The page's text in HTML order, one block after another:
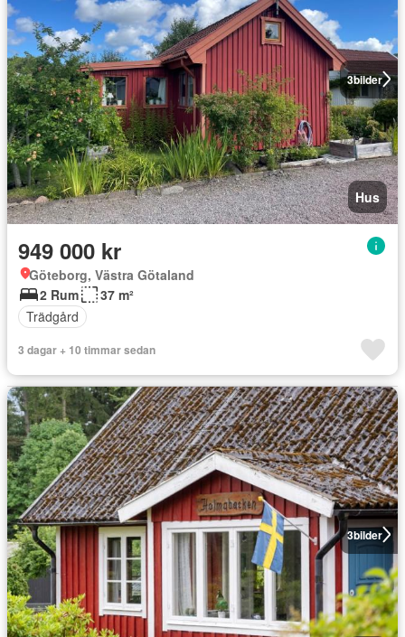
3bilder
Hus
949 000 kr
Göteborg, Västra Götaland
2 Rum
37 m²
Trädgård
3 dagar + 10 timmar sedan
3bilder